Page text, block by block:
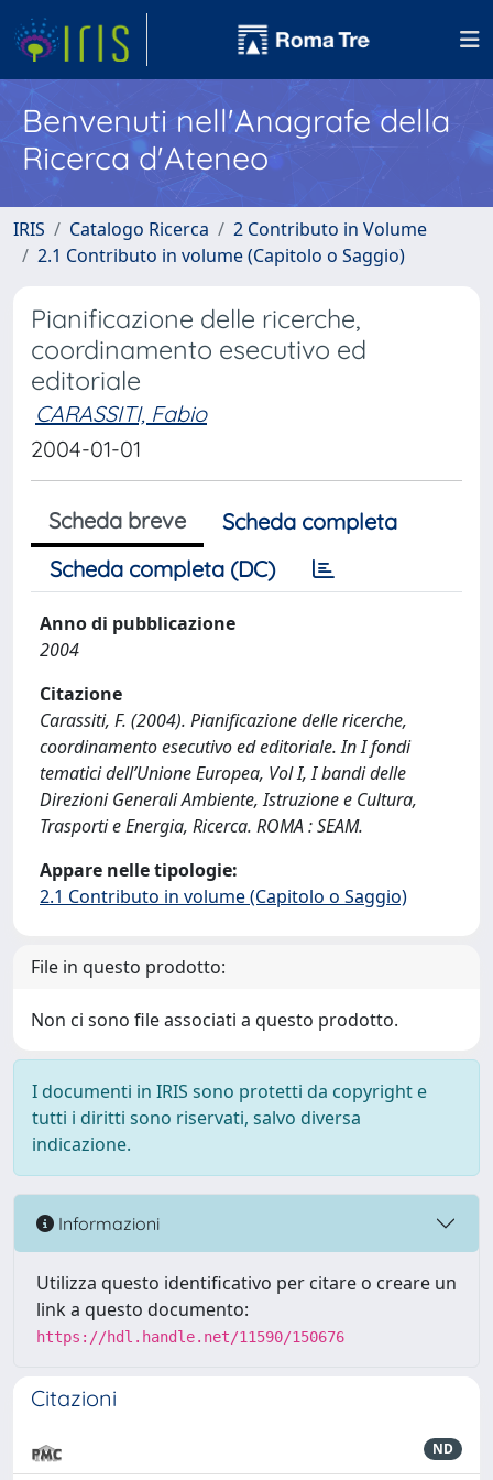
Benvenuti nell'Anagrafe della
Ricerca d'Ateneo
IRIS Catalogo Ricerca
2 Contributo in Volume
2.1 Contributo in volume (Capitolo o Saggio)
Pianificazione delle ricerche,
coordinamento esecutivo ed
editoriale
CARASSITI, Fabio
2004-01-01
Scheda breve
Scheda completa
Scheda completa (DC)
Anno di pubblicazione
2004
Citazione
Carassiti, F. (2004). Pianificazione delle ricerche,
coordinamento esecutivo ed editoriale. In I fondi
tematici dell’Unione Europea, Vol I, I bandi delle
Direzioni Generali Ambiente, Istruzione e Cultura,
Trasporti e Energia, Ricerca. ROMA : SEAM.
Appare nelle tipologie:
2.1 Contributo in volume (Capitolo o Saggio)
File in questo prodotto:
Non ci sono file associati a questo prodotto.
I documenti in IRIS sono protetti da copyright e
tutti i diritti sono riservati, salvo diversa
indicazione.
Informazioni
Utilizza questo identificativo per citare o creare un
link a questo documento:
https://hdl.handle.net/11590/150676
Citazioni
ND